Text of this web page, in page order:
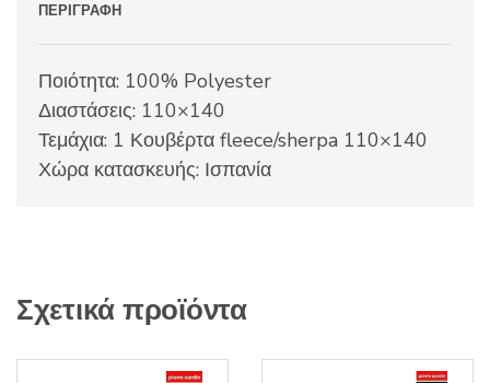
ΠΕΡΙΓΡΑΦΉ
Ποιότητα: 100% Polyester
Διαστάσεις: 110×140
Τεμάχια: 1 Κουβέρτα fleece/sherpa 110×140
Χώρα κατασκευής: Ισπανία
Σχετικά προϊόντα